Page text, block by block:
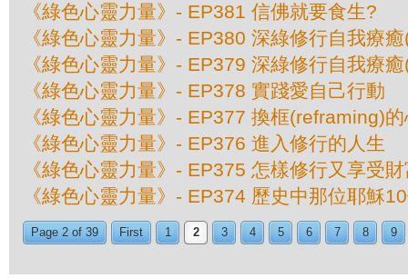
《綠色心靈力量》- EP381 信佛就要食生?
《綠色心靈力量》- EP380 深綠修行自我療
《綠色心靈力量》- EP379 深綠修行自我療
《綠色心靈力量》- EP378 實踐愛自己行動
《綠色心靈力量》- EP377 換框(reframing)
《綠色心靈力量》- EP376 進入修行的人生
《綠色心靈力量》- EP375 怎樣修行又享受
《綠色心靈力量》- EP374 歷史中那位耶穌
Page 2 of 39 First 1 2 3 4 5 6 7 8 9